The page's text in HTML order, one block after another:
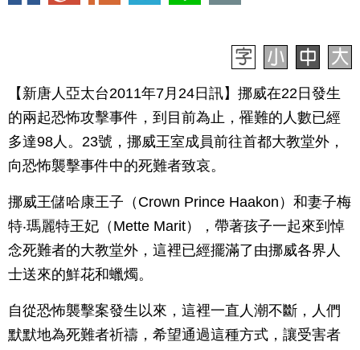
【新唐人亞太台2011年7月24日訊】挪威在22日發生
的兩起恐怖攻擊事件，到目前為止，罹難的人數已經
多達98人。23號，挪威王室成員前往首都大教堂外，
向恐怖襲擊事件中的死難者致哀。
挪威王儲哈康王子（Crown Prince Haakon）和妻子梅
特‧瑪麗特王妃（Mette Marit），帶著孩子一起來到悼
念死難者的大教堂外，這裡已經擺滿了由挪威各界人
士送來的鮮花和蠟燭。
自從恐怖襲擊案發生以來，這裡一直人潮不斷，人們
默默地為死難者祈禱，希望通過這種方式，讓受害者